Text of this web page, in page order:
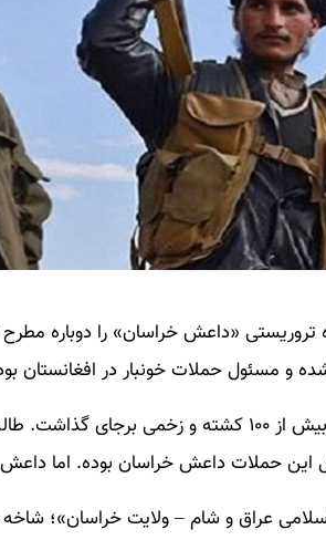
تروریستی «داعش خراسان» را دوباره
و مسئول حملات خونبار در افغانستان
حملات خونین فرودگاه کابل بیش از ۱۰۰ کشته و
حملات داعش خراسان بوده. اما
عراق و شام – ولایت خراسان»؛